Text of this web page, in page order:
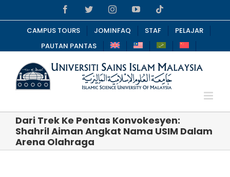
to
content
FacebookTwitterInstagramYouTube
CAMPUS TOURS JOMINFAQ STAF
PELAJAR
PAUTAN PANTAS
Dari Trek Ke Pentas Konvokesyen:
Shahril Aiman Angkat Nama USIM Dalam
Arena Olahraga